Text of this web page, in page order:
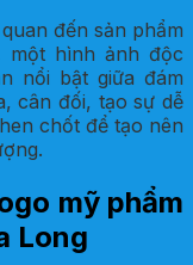
đến sản phẩm
một hình ảnh độc
nổi bật giữa đám
cân đối, tạo sự dễ
chốt để tạo nên
mỹ phẩm
Long